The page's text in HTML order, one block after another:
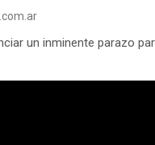
un inminente parazo